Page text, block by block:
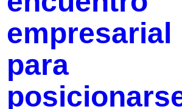
empresarial
para